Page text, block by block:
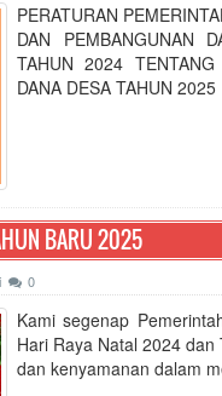
PERATURAN
DAN PEMBANGUNAN
TAHUN 2024 TENTANG
DANA DESA
BARU 2025
0
Kami segenap
Hari Raya Natal 2024
dan kenyamanan dalam